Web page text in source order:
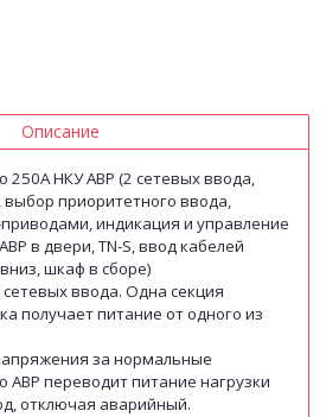
Описание
250А НКУ АВР (2 сетевых ввода,
выбор приоритетного ввода,
индикация и управление
в двери, TN-S, ввод кабелей
шкаф в сборе)
ввода. Одна секция
получает питание от одного из
за нормальные
АВР переводит питание нагрузки
отключая аварийный.